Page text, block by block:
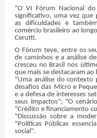
"O VI Fórum Nacional
significativo, uma vez que
as dificuldades e
comércio brasileiro ao
Cerutti.
O Fórum teve, entre os
de caminhos e a análise
cresceu no Brasil nos
que mais se destacaram
"Uma análise do contexto
desafios das Micro e
e a defesa de interesses
seus impactos"; "O
"Crédito e financiamento
"Discussão sobre a
"Políticas Públicas
social".